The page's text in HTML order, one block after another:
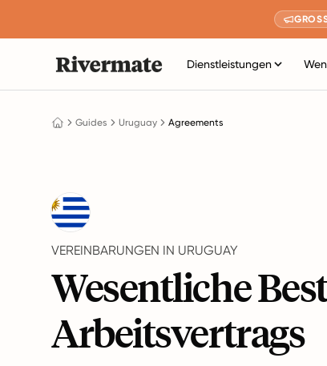
Dienstleistungen
Guides Uruguay Agreements
VEREINBARUNGEN IN URUGUAY
Wesentliche
Arbeitsvertrags